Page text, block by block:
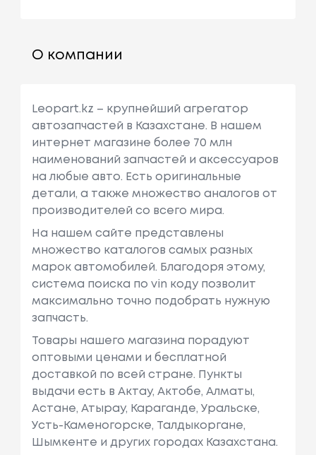
О компании
Leopart.kz – крупнейший агрегатор
автозапчастей в Казахстане. В нашем
интернет магазине более 70 млн
наименований запчастей и аксессуаров
на любые авто. Есть оригинальные
детали, а также множество аналогов от
производителей со всего мира.
На нашем сайте представлены
множество каталогов самых разных
марок автомобилей. Благодоря этому,
система поиска по vin коду позволит
максимально точно подобрать нужную
запчасть.
Товары нашего магазина порадуют
оптовыми ценами и бесплатной
доставкой по всей стране. Пункты
выдачи есть в Актау, Актобе, Алматы,
Астане, Атырау, Караганде, Уральске,
Усть-Каменогорске, Талдыкоргане,
Шымкенте и других городах Казахстана.